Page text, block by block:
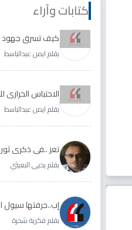
كتابات وآراء
كيف تسرق جهود
الأجابة لدى رقية
بقلم ايمن عبدالباسط
الاحتباس الحراري
وغدير طيره نموذجا
بقلم ايمن عبدالباسط
تعز ..في ذكرى ثورة 26
بقلم يحيى البعيثي
إب..جرفتها سيول
بقلم فكرية شحرة